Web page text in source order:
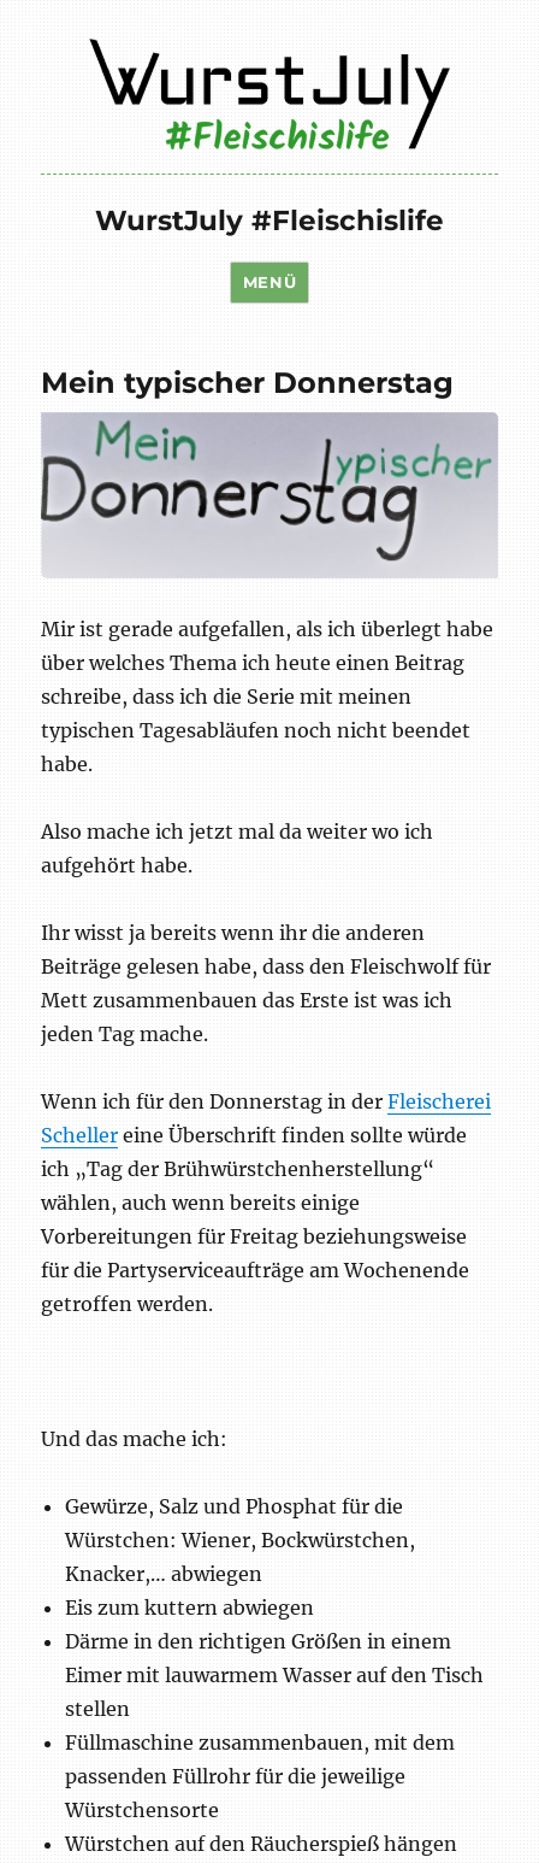
WurstJuly #Fleischislife
MENÜ
Mein typischer Donnerstag
Mir ist gerade aufgefallen, als ich überlegt habe
über welches Thema ich heute einen Beitrag
schreibe, dass ich die Serie mit meinen
typischen Tagesabläufen noch nicht beendet
habe.
Also mache ich jetzt mal da weiter wo ich
aufgehört habe.
Ihr wisst ja bereits wenn ihr die anderen
Beiträge gelesen habe, dass den Fleischwolf für
Mett zusammenbauen das Erste ist was ich
jeden Tag mache.
Wenn ich für den Donnerstag in derFleischerei
Scheller eine Überschrift finden sollte würde
ich „Tag der Brühwürstchenherstellung“
wählen, auch wenn bereits einige
Vorbereitungen für Freitag beziehungsweise
für die Partyserviceaufträge am Wochenende
getroffen werden.
Und das mache ich:
Gewürze, Salz und Phosphat für die
Würstchen: Wiener, Bockwürstchen,
Knacker,… abwiegen
Eis zum kuttern abwiegen
Därme in den richtigen Größen in einem
Eimer mit lauwarmem Wasser auf den Tisch
stellen
Füllmaschine zusammenbauen, mit dem
passenden Füllrohr für die jeweilige
Würstchensorte
Würstchen auf den Räucherspieß hängen